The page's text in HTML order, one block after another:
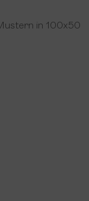
in 100x50